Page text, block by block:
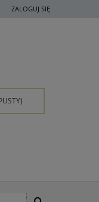
ZALOGUJ SIĘ